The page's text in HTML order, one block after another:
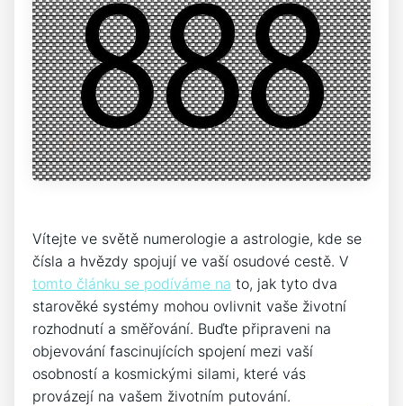
Vítejte ve světě numerologie a astrologie, kde se
čísla a hvězdy spojují ve vaší osudové cestě. V
tomto článku se podíváme na to, jak tyto dva
starověké systémy mohou ovlivnit vaše životní
rozhodnutí a směřování. Buďte připraveni na
objevování fascinujících spojení mezi vaší
osobností a kosmickými silami, které vás
provázejí na vašem životním putování.